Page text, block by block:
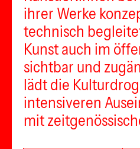
ihrer Werke
technisch
Kunst auch im
sichtbar und
lädt die
intensiveren
mit